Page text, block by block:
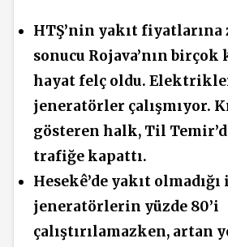
HTŞ’nin yakıt fiyatlarına
sonucu Rojava’nın
hayat felç oldu.
jeneratörler çalışmıyor.
gösteren halk, Til
trafiğe kapattı.
Hesekê’de yakıt
jeneratörlerin yüzde 80’i
çalıştırılamazken, artan